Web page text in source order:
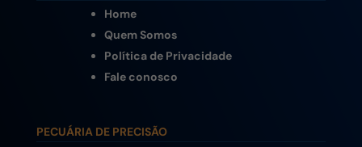
Home
Quem Somos
Política de Privacidade
Fale conosco
PECUÁRIA DE PRECISÃO